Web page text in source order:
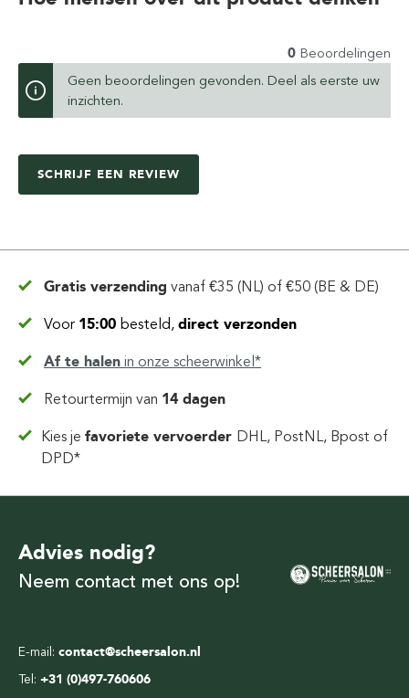
0 Beoordelingen
Geen beoordelingen gevonden. Deel als eerste uw
inzichten.
SCHRIJF EEN REVIEW
Gratis verzending vanaf €35 (NL) of €50 (BE & DE)
Voor 15:00 besteld, direct verzonden
Af te halen in onze scheerwinkel*
Retourtermijn van 14 dagen
Kies jefavoriete vervoerder DHL, PostNL, Bpost of
DPD*
E-mail: contact@scheersalon.nl
Tel: +31 (0)497-760606
Advies nodig?
Neem contact met ons op!